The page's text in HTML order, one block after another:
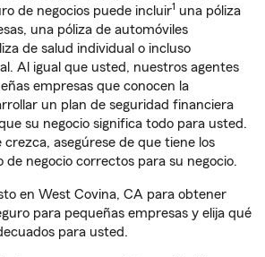
de negocios puede incluir1 una póliza
una póliza de automóviles
de salud individual o incluso
Al igual que usted, nuestros agentes
empresas que conocen la
un plan de seguridad financiera
su negocio significa todo para usted.
crezca, asegúrese de que tiene los
de negocio correctos para su negocio.
en West Covina, CA para obtener
para pequeñas empresas y elija qué
para usted.